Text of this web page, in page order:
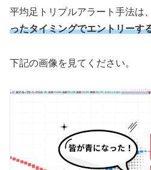
平均足トリプルアラート手法は、
ったタイミングでエントリーす
下記の画像を見てください。